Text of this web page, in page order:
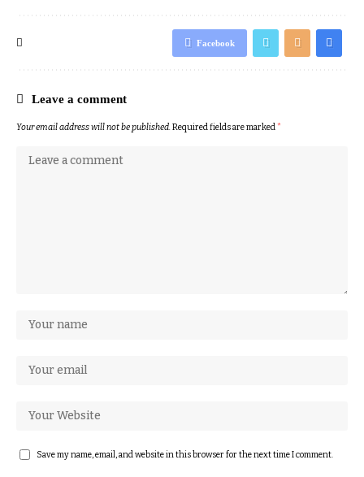
Facebook
Leave a comment
Your email address will not be published. Required fields are marked *
Save my name, email, and website in this browser for the next time I comment.